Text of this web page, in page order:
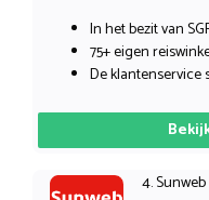
In het bezit van
75+ eigen
De klantenservice
4. Sunweb